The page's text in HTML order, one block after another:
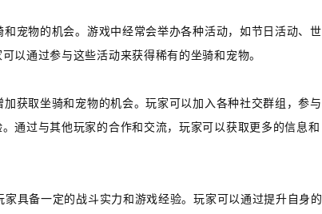
宠物的机会。游戏中经常会举办各种活动，如节日活动、世
以通过参与这些活动来获得稀有的坐骑和宠物。
获取坐骑和宠物的机会。玩家可以加入各种社交群组，参与
通过与其他玩家的合作和交流，玩家可以获取更多的信息和
具备一定的战斗实力和游戏经验。玩家可以通过提升自身的